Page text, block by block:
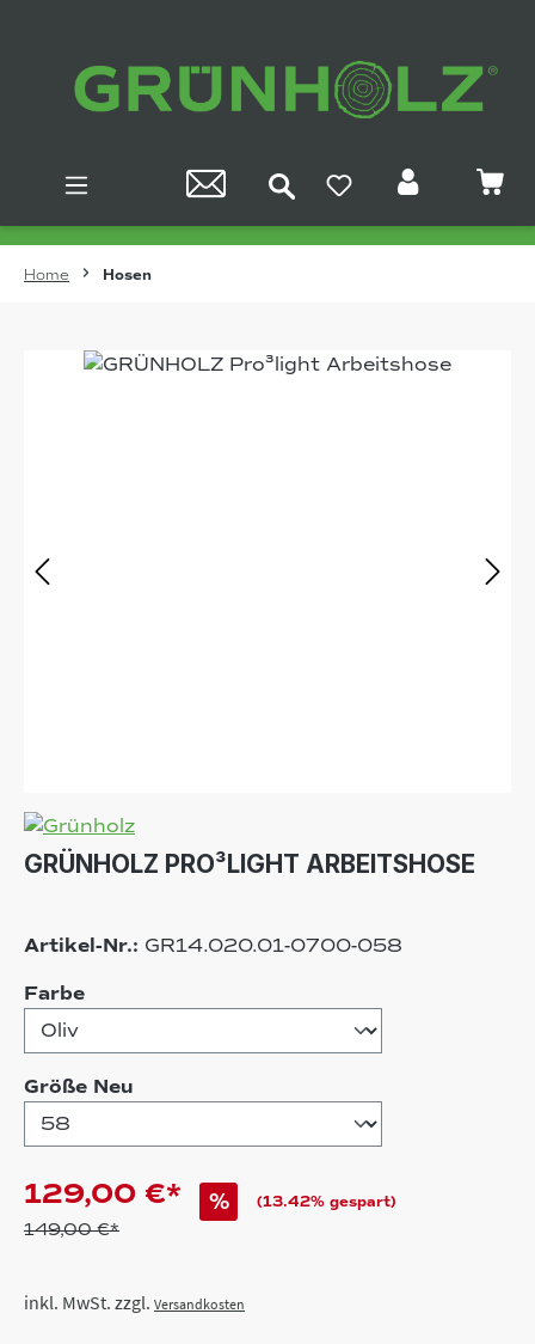
Home Hosen
Bildergalerie überspringen
GRÜNHOLZ PRO³LIGHT ARBEITSHOSE
Artikel-Nr.: GR14.020.01-0700-058
Farbeauswählen
Größe Neu
129,00 €*
149,00 €*
% (13.42% gespart)
inkl. MwSt. zzgl. Versandkosten